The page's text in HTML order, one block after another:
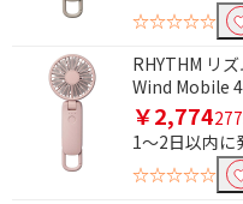
☆☆☆☆☆
RHYTHM リ
Wind Mobile
￥2,774
1～2日以内
☆☆☆☆☆